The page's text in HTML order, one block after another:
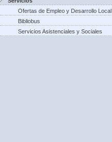
Ofertas de Empleo y Desarrollo Local
Bibliobus
Servicios Asistenciales y Sociales